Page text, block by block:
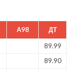
A98 ДТ
89.99
89.90